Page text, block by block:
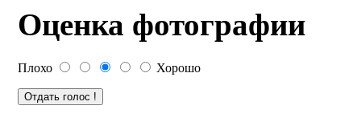
Оценка фотографии
Плохо Хорошо